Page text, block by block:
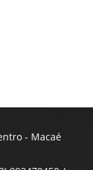
- Macaé